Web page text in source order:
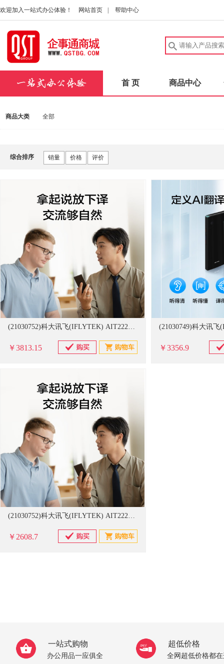
欢迎加入一站式办公体验！ 网站首页 帮助中心
首 页 商品中心
商品大类 全部
综合排序 销量 价格 评价
(21030752)科大讯飞(IFLYTEK) AIT2221 规格：56.5×140.64×10.44mm 翻译机(单位：个)
￥3813.15 ￥3356.9
(21030752)科大讯飞(IFLYTEK) AIT2221 规格：56.5×140.64×10.44mm 翻译机(单位：个)
￥2608.7
一站式购物
办公用品一应俱全
超低价格
全网超低价格都